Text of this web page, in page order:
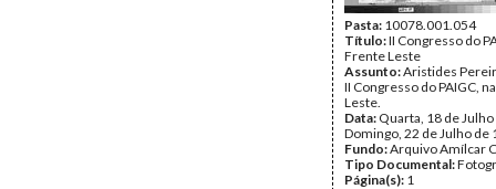
Pasta: 10078.001.054
Título:II Congresso do
Frente Leste
Assunto:Aristides
II Congresso do PAIGC,
Leste.
Data: Quarta, 18 de
Domingo, 22 de Julho de
Fundo:Arquivo Amílcar
Tipo Documental:
Página(s): 1